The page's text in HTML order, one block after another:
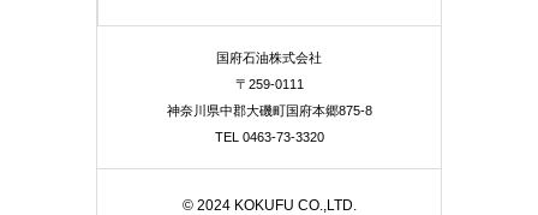
国府石油株式会社
〒259-0111
神奈川県中郡大磯町国府本郷875-8
TEL 0463-73-3320
© 2024 KOKUFU CO.,LTD.